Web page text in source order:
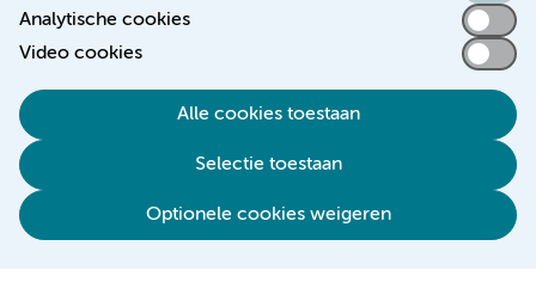
Analytische cookies
Video cookies
Alle cookies toestaan
Selectie toestaan
Optionele cookies weigeren
Toegankelijkheidsverklaring
Algemene privacyverklaring